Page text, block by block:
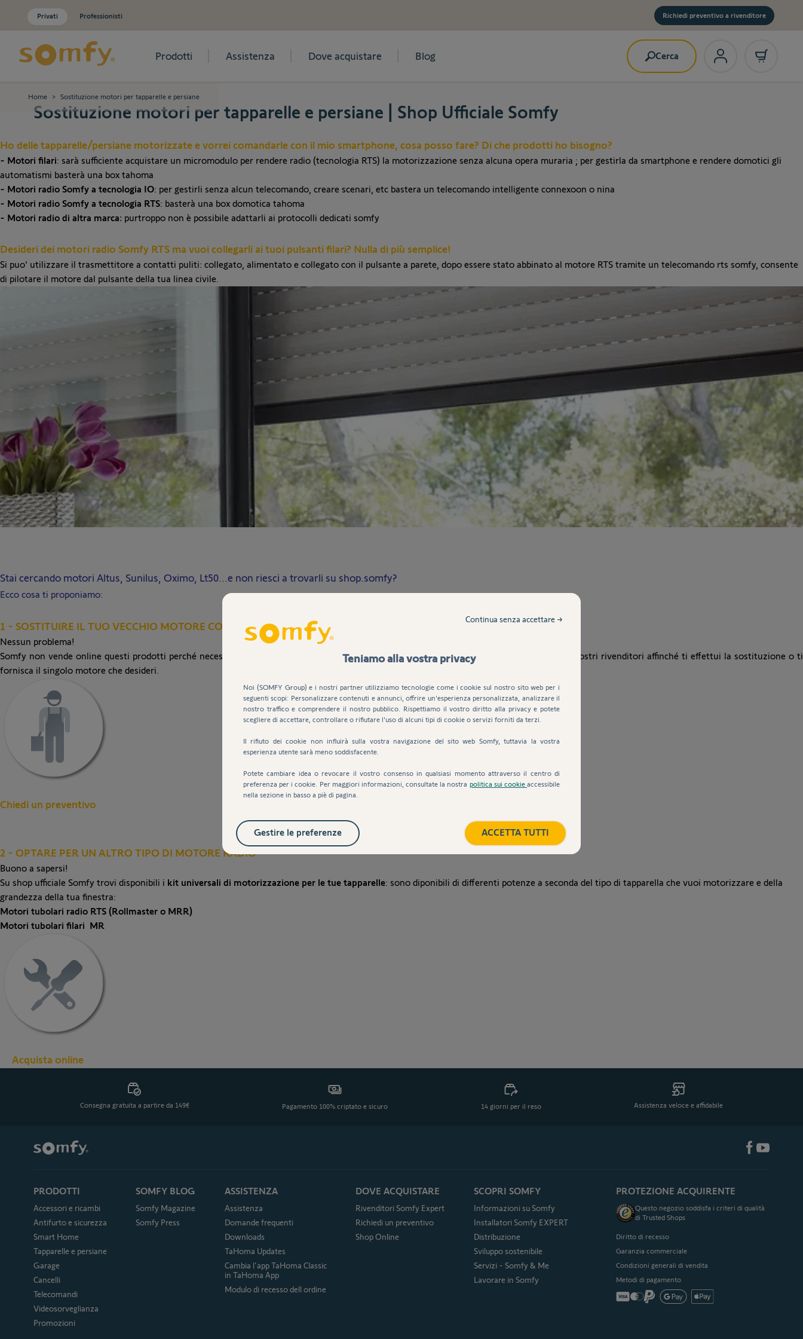
Privati Professionisti Richiedi preventivo a rivenditore
Prodotti Assistenza Dove acquistare Blog Cerca
Home > Sostituzione motori per tapparelle e persiane
Sostituzione motori per tapparelle e persiane | Shop Ufficiale Somfy
Ho delle tapparelle/persiane motorizzate e vorrei comandarle con il mio smartphone, cosa posso fare? Di che prodotti ho bisogno?
- Motori filari: sarà sufficiente acquistare un micromodulo per rendere radio (tecnologia RTS) la motorizzazione senza alcuna opera muraria ; per gestirla da smartphone e rendere domotici gli
automatismi basterà una box tahoma
- Motori radio Somfy a tecnologia IO: per gestirli senza alcun telecomando, creare scenari, etc bastera un telecomando intelligente connexoon o nina
- Motori radio Somfy a tecnologia RTS: basterà una box domotica tahoma
- Motori radio di altra marca: purtroppo non è possibile adattarli ai protocolli dedicati somfy
Desideri dei motori radio Somfy RTS ma vuoi collegarli ai tuoi pulsanti filari? Nulla di più semplice!
Si puo' utilizzare il trasmettitore a contatti puliti: collegato, alimentato e collegato con il pulsante a parete, dopo essere stato abbinato al motore RTS tramite un telecomando rts somfy, consente
di pilotare il motore dal pulsante della tua linea civile.
Stai cercando motori Altus, Sunilus, Oximo, Lt50...e non riesci a trovarli su shop.somfy?
Ecco cosa ti proponiamo:
1 - SOSTITUIRE IL TUO VECCHIO MOTORE CON UNO IDENTICO
Nessun problema!
Somfy non vende online questi prodotti perché necessitano delle competenze di un professionista: puoi contattare direttamente uno dei nostri rivenditori affinché ti effettui la sostituzione o ti
fornisca il singolo motore che desideri.
Chiedi un preventivo
2 - OPTARE PER UN ALTRO TIPO DI MOTORE RADIO
Buono a sapersi!
Su shop ufficiale Somfy trovi disponibili i kit universali di motorizzazione per le tue tapparelle: sono diponibili di differenti potenze a seconda del tipo di tapparella che vuoi motorizzare e della
grandezza della tua finestra:
Motori tubolari radio RTS (Rollmaster o MRR)
Motori tubolari filari MR
Acquista online
Consegna gratuita a partire da 149€ Pagamento 100% criptato e sicuro 14 giorni per il reso Assistenza veloce e affidabile
PRODOTTI
Accessori e ricambi
Antifurto e sicurezza
Smart Home
Tapparelle e persiane
Garage
Cancelli
Telecomandi
Videosorveglianza
Promozioni
SOMFY BLOG
Somfy Magazine
Somfy Press
ASSISTENZA
Assistenza
Domande frequenti
Downloads
TaHoma Updates
Cambia l'app TaHoma Classic
in TaHoma App
Modulo di recesso dell ordine
DOVE ACQUISTARE
Rivenditori Somfy Expert
Richiedi un preventivo
Shop Online
SCOPRI SOMFY
Informazioni su Somfy
Installatori Somfy EXPERT
Distribuzione
Sviluppo sostenibile
Servizi - Somfy & Me
Lavorare in Somfy
PROTEZIONE ACQUIRENTE
Questo negozio soddisfa i criteri di qualità
di Trusted Shops
Diritto di recesso
Garanzia commerciale
Condizioni generali di vendita
Metodi di pagamento
Teniamo alla vostra privacy
Noi (SOMFY Group) e i nostri partner utilizziamo tecnologie come i cookie sul nostro sito web per i
seguenti scopi: Personalizzare contenuti e annunci, offrire un'esperienza personalizzata, analizzare il
nostro traffico e comprendere il nostro pubblico. Rispettiamo il vostro diritto alla privacy e potete
scegliere di accettare, controllare o rifiutare l'uso di alcuni tipi di cookie o servizi forniti da terzi.
Il rifiuto dei cookie non influirà sulla vostra navigazione del sito web Somfy, tuttavia la vostra
esperienza utente sarà meno soddisfacente.
Potete cambiare idea o revocare il vostro consenso in qualsiasi momento attraverso il centro di
preferenza per i cookie. Per maggiori informazioni, consultate la nostra politica sui cookieaccessibile
nella sezione in basso a piè di pagina.
Continua senza accettare →
ACCETTA TUTTI
Gestire le preferenze